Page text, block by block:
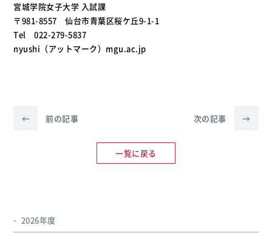
宮城学院女子大学 入試課
〒981-8557 仙台市青葉区桜ケ丘9-1-1
Tel 022-279-5837
nyushi（アットマーク）mgu.ac.jp
← 前の記事
一覧に戻る
次の記事 →
2026年度